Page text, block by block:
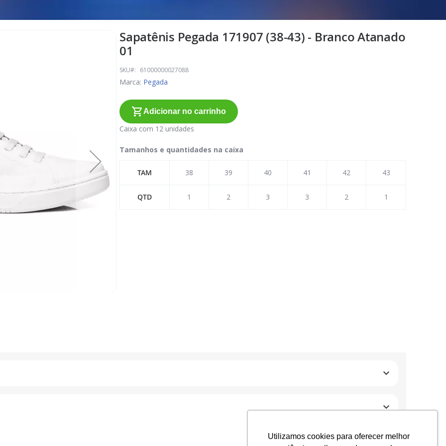
Utilizamos cookies para oferecer melhor
Sapatênis Pegada 171907 (38-43) - Branco Atanado
01
SKU 61000000027088
Marca: Pegada
Adicionar no carrinho
Caixa com 12 unidades
Tamanhos e quantidades na caixa
TAM 38 39 40 41 42 43
QTD 1 2 3 3 2 1